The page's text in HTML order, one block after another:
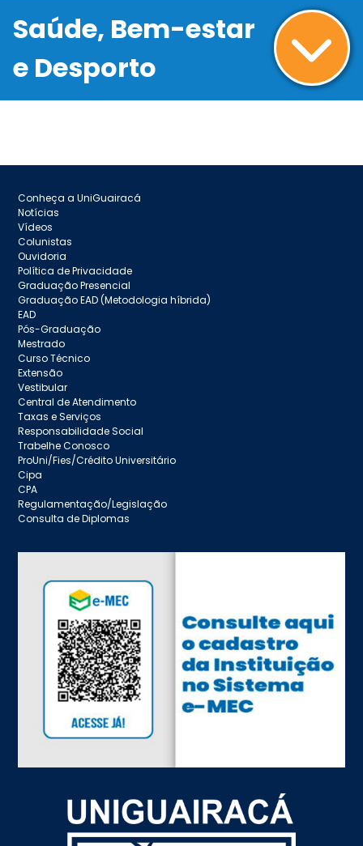
Saúde, Bem-estar
e Desporto
Conheça a UniGuairacá
Notícias
Vídeos
Colunistas
Ouvidoria
Política de Privacidade
Graduação Presencial
Graduação EAD (Metodologia híbrida)
EAD
Pós-Graduação
Mestrado
Curso Técnico
Extensão
Vestibular
Central de Atendimento
Taxas e Serviços
Responsabilidade Social
Trabelhe Conosco
ProUni/Fies/Crédito Universitário
Cipa
CPA
Regulamentação/Legislação
Consulta de Diplomas